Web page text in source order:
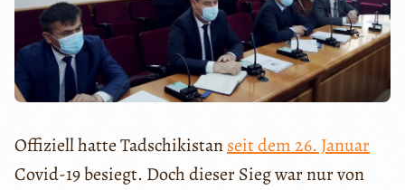
Offiziell hatte Tadschikistanseit dem 26. Januar
Covid-19 besiegt. Doch dieser Sieg war nur von